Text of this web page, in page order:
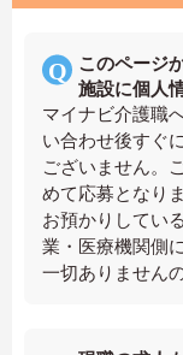
このページ
施設に個人
マイナビ介護職
い合わせ後すぐ
ございません。
めて応募となりま
お預かりしてい
業・医療機関側
一切ありません